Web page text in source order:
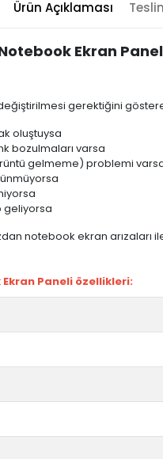
Ürün Açıklaması
Ekran
değiştirilmesi gerektiğini
oluştuysa
bozulmaları varsa
gelmeme) problemi
geliyorsa
notebook ekran
Ekran Paneli özellikleri: